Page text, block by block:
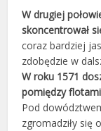
W drugiej
skoncentrował
coraz bardziej
zdobędzie w
W roku 1571
pomiędzy
Pod
zgromadziły się